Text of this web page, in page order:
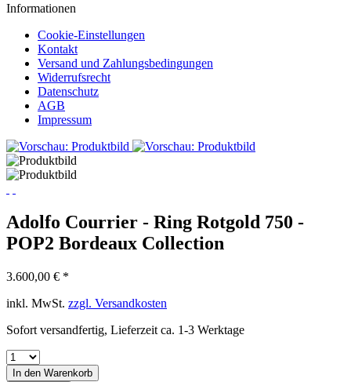
Informationen
Cookie-Einstellungen
Kontakt
Versand und Zahlungsbedingungen
Widerrufsrecht
Datenschutz
AGB
Impressum
Adolfo Courrier - Ring Rotgold 750 -
POP2 Bordeaux Collection
3.600,00 € *
inkl. MwSt. zzgl. Versandkosten
Sofort versandfertig, Lieferzeit ca. 1-3 Werktage
In den Warenkorb